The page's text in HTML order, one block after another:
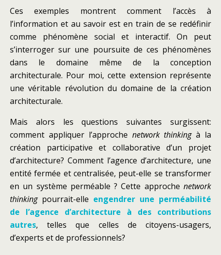
Ces exemples montrent comment l’accès à
l’information et au savoir est en train de se redéfinir
comme phénomène social et interactif. On peut
s’interroger sur une poursuite de ces phénomènes
dans le domaine même de la conception
architecturale. Pour moi, cette extension représente
une véritable révolution du domaine de la création
architecturale.
Mais alors les questions suivantes surgissent:
comment appliquer l’approche network thinkingà la
création participative et collaborative d’un projet
d’architecture? Comment l’agence d’architecture, une
entité fermée et centralisée, peut-elle se transformer
en un système perméable ? Cette approche network
thinkingpourrait-elle engendrer une perméabilité
de l’agence d’architecture à des contributions
autres, telles que celles de citoyens-usagers,
d’experts et de professionnels?